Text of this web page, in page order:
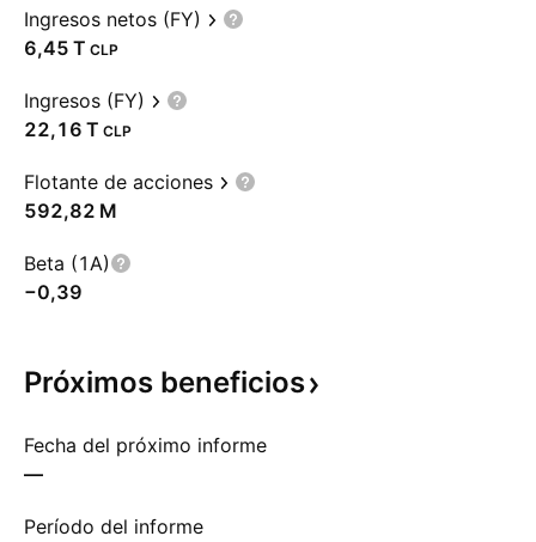
Ingresos netos (FY)
‪6,45 T‬ CLP
Ingresos (FY)
‪22,16 T‬ CLP
Flotante de acciones
‪592,82 M‬
Beta (1A)
−0,39
Próximos beneficios
Fecha del próximo informe
—
Período del informe